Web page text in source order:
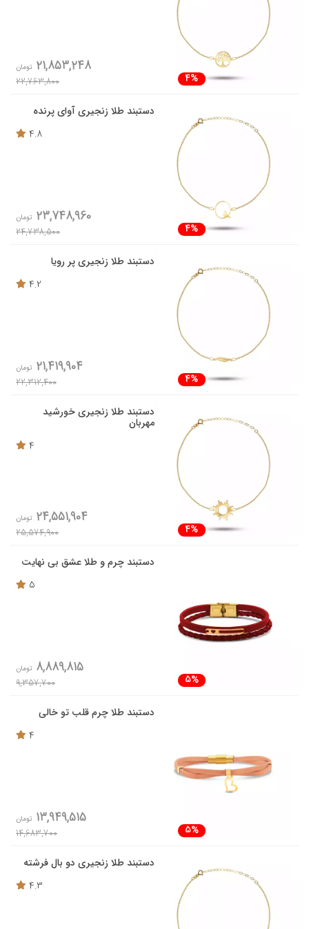
4%
21,853,248 تومان
22,763,800
دستبند طلا زنجیری آوای پرنده
4.8
4%
23,748,960 تومان
24,738,500
دستبند طلا زنجیری پر رویا
4.2
4%
21,419,904 تومان
22,312,400
دستبند طلا زنجیری خورشید
مهربان
4
4%
24,551,904 تومان
25,574,900
دستبند چرم و طلا عشق بی نهایت
5
5%
8,889,815 تومان
9,357,700
دستبند طلا چرم قلب تو خالی
4
5%
13,949,515 تومان
14,683,700
دستبند طلا زنجیری دو بال فرشته
4.3